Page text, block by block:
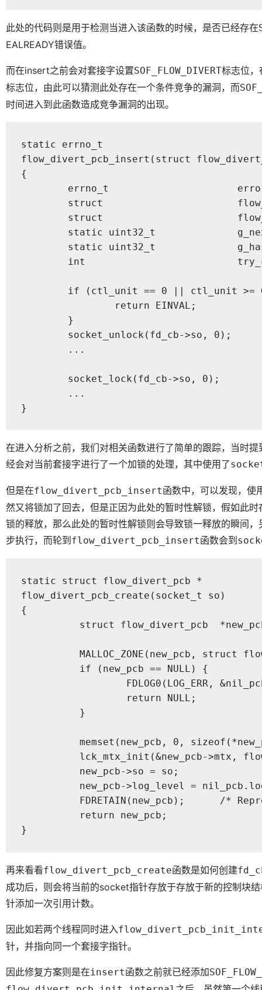
此处的代码则是用于检测当进入该函数的时候，是否已经存在
EALREADY错误值。
而在insert之前会对套接字设置SOF_FLOW_DIVERT标志位
标志位，由此可以猜测此处存在一个条件竞争的漏洞，而
时间进入到此函数造成竞争漏洞的出现。
static errno_t
flow_divert_pcb_insert(struct
{
}
在进入分析之前，我们对相关函数进行了简单的跟踪，当时
经会对当前套接字进行了一个加锁的处理，其中使用了
但是在flow_divert_pcb_insert函数中，可以发现，使
然又将锁加了回去，但是正因为此处的暂时性解锁，假如此
锁的释放，那么此处的暂时性解锁则会导致锁一释放的瞬间
步执行，而轮到 flow_divert_pcb_insert函数会到
static struct flow_divert_pcb *
flow_divert_pcb_create(socket_t so)
{
}
再来看看flow_divert_pcb_create函数是如何创建
成功后，则会将当前的socket指针存放于存放于新的控制块
针添加一次引用计数。
因此如若两个线程同时进入
针，并指向同一个套接字指针。
因此修复方案则是在insert函数之前就已经添加